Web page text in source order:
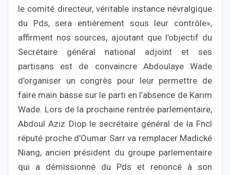
le comité directeur, véritable instance névralgique
du Pds, sera entièrement sous leur contrôle»,
affirment nos sources, ajoutant que l’objectif du
Secrétaire général national adjoint et ses
partisans est de convaincre Abdoulaye Wade
d’organiser un congrès pour leur permettre de
faire main basse sur le parti en l’absence de Karim
Wade. Lors de la prochaine rentrée parlementaire,
Abdoul Aziz Diop le secrétaire général de la Fncl
réputé proche d’Oumar Sarr va remplacer Madické
Niang, ancien président du groupe parlementaire
qui a démissionné du Pds et renoncé à son